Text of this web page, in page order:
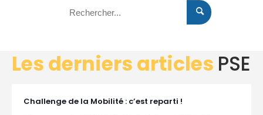
Les derniers articles PSE
Challenge de la Mobilité : c’est reparti !